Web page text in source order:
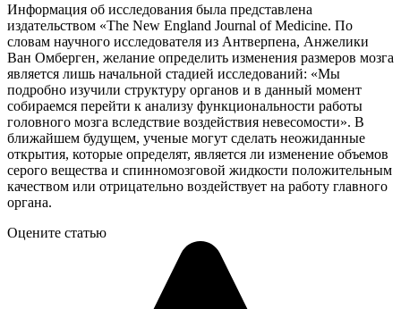
Информация об исследования была представлена
издательством «The New England Journal of Medicine. По
словам научного исследователя из Антверпена, Анжелики
Ван Омберген, желание определить изменения размеров мозга
является лишь начальной стадией исследований: «Мы
подробно изучили структуру органов и в данный момент
собираемся перейти к анализу функциональности работы
головного мозга вследствие воздействия невесомости». В
ближайшем будущем, ученые могут сделать неожиданные
открытия, которые определят, является ли изменение объемов
серого вещества и спинномозговой жидкости положительным
качеством или отрицательно воздействует на работу главного
органа.
Оцените статью